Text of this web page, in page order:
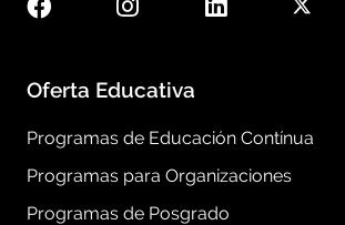
Oferta Educativa
Programas de Educación Contínua
Programas para Organizaciones
Programas de Posgrado